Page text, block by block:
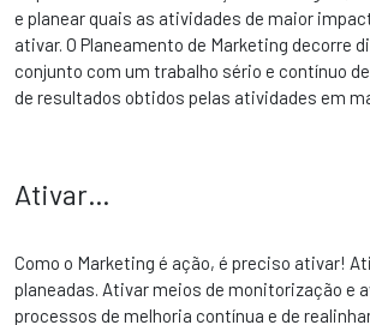
e planear quais as atividades de maior
ativar. O Planeamento de Marketing decorre
conjunto com um trabalho sério e contínuo
de resultados obtidos pelas atividades em
Ativar…
Como o Marketing é ação, é preciso ativar!
planeadas. Ativar meios de monitorização e
processos de melhoria contínua e de